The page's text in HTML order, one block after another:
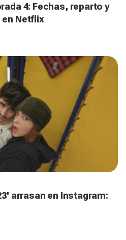
4: Fechas, reparto y
Netflix
arrasan en Instagram: